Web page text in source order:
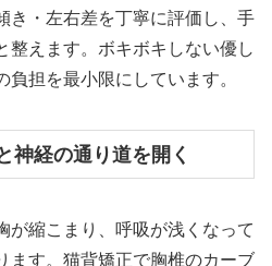
き・左右差を丁寧に評価し、手
整えます。ボキボキしない優し
担を最小限にしています。
経の通り道を開く
が縮こまり、呼吸が浅くなって
ます。猫背矯正で胸椎のカーブ